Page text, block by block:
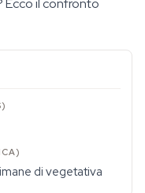
il confronto
di vegetativa